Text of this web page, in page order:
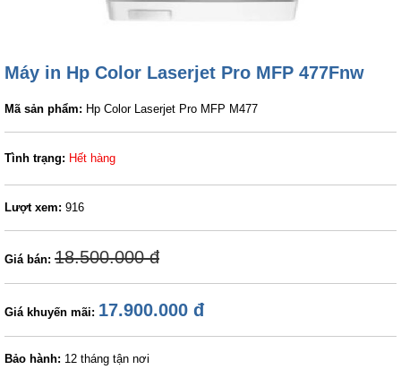
Máy in Hp Color Laserjet Pro MFP 477Fnw
Mã sản phẩm: Hp Color Laserjet Pro MFP M477
Tình trạng: Hết hàng
Lượt xem: 916
Giá bán: 18.500.000 đ
Giá khuyến mãi: 17.900.000 đ
Bảo hành: 12 tháng tận nơi